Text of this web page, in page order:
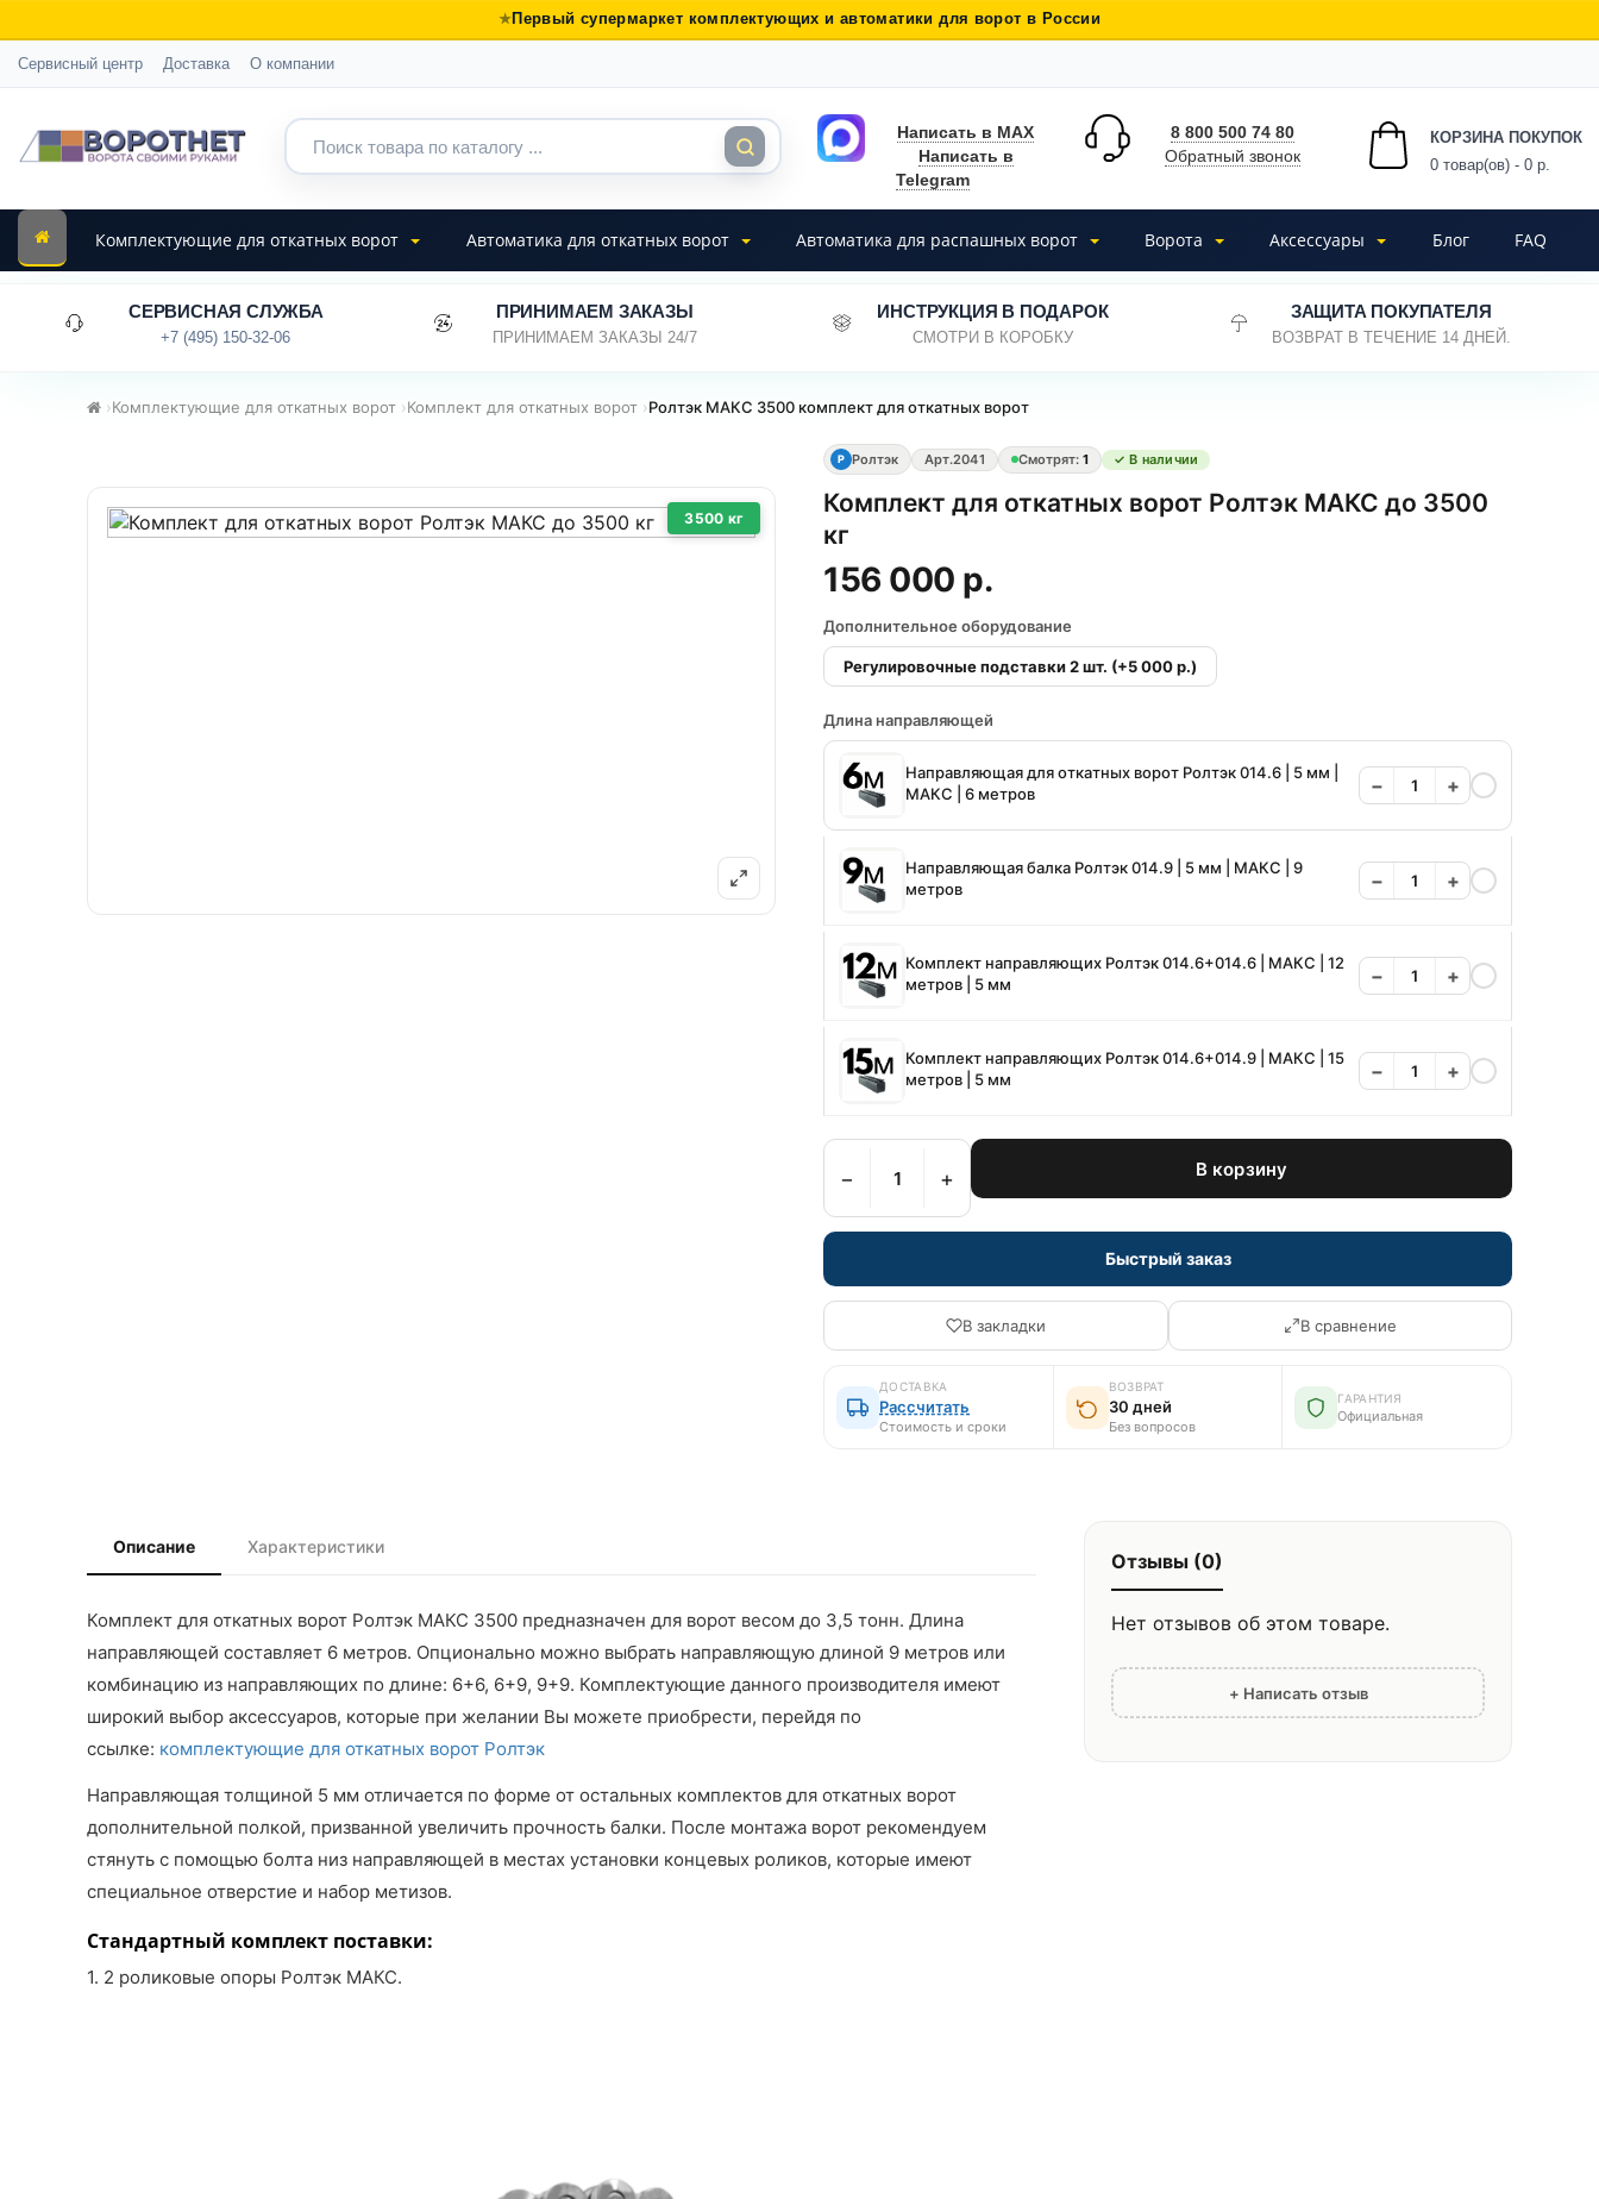
Первый супермаркет комплектующих и автоматики для ворот в России
Сервисный центр Доставка О компании
Написать в MAX
Написать в
Telegram
8 800 500 74 80
Обратный звонок
КОРЗИНА ПОКУПОК
0 товар(ов) - 0 р.
Комплектующие для откатных ворот Автоматика для откатных ворот Автоматика для распашных ворот Ворота Аксессуары Блог FAQ
СЕРВИСНАЯ СЛУЖБА
+7 (495) 150-32-06
ПРИНИМАЕМ ЗАКАЗЫ
ПРИНИМАЕМ ЗАКАЗЫ 24/7
ИНСТРУКЦИЯ В ПОДАРОК
СМОТРИ В КОРОБКУ
ЗАЩИТА ПОКУПАТЕЛЯ
ВОЗВРАТ В ТЕЧЕНИЕ 14 ДНЕЙ.
›Комплектующие для откатных ворот ›Комплект для откатных ворот ›Ролтэк МАКС 3500 комплект для откатных ворот
3500 кг
Р Ролтэк Арт.2041 Смотрят: 1 ✓ В наличии
Комплект для откатных ворот Ролтэк МАКС до 3500
кг
156 000 р.
Дополнительное оборудование
Регулировочные подставки 2 шт. (+5 000 р.)
Длина направляющей
Направляющая для откатных ворот Ролтэк 014.6 | 5 мм |
МАКС | 6 метров
− +
Направляющая балка Ролтэк 014.9 | 5 мм | МАКС | 9
метров
− +
Комплект направляющих Ролтэк 014.6+014.6 | МАКС | 12
метров | 5 мм
− +
Комплект направляющих Ролтэк 014.6+014.9 | МАКС | 15
метров | 5 мм
− +
− + В корзину
Быстрый заказ
В закладки В сравнение
ДОСТАВКА
Рассчитать
Стоимость и сроки
ВОЗВРАТ
30 дней
Без вопросов
ГАРАНТИЯ
Официальная
Описание Характеристики
Комплект для откатных ворот Ролтэк МАКС 3500 предназначен для ворот весом до 3,5 тонн. Длина
направляющей составляет 6 метров. Опционально можно выбрать направляющую длиной 9 метров или
комбинацию из направляющих по длине: 6+6, 6+9, 9+9. Комплектующие данного производителя имеют
широкий выбор аксессуаров, которые при желании Вы можете приобрести, перейдя по
ссылке: комплектующие для откатных ворот Ролтэк
Направляющая толщиной 5 мм отличается по форме от остальных комплектов для откатных ворот
дополнительной полкой, призванной увеличить прочность балки. После монтажа ворот рекомендуем
стянуть с помощью болта низ направляющей в местах установки концевых роликов, которые имеют
специальное отверстие и набор метизов.
Стандартный комплект поставки:
1. 2 роликовые опоры Ролтэк МАКС.
Отзывы (0)
Нет отзывов об этом товаре.
+ Написать отзыв